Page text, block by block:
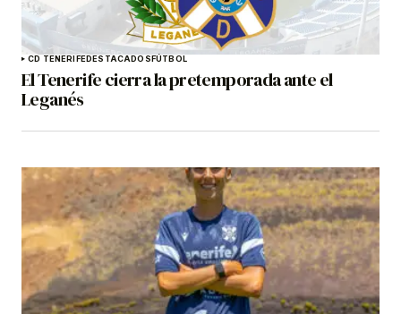
CD TENERIFEDESTACADOSFÚTBOL
El Tenerife cierra la pretemporada ante el
Leganés